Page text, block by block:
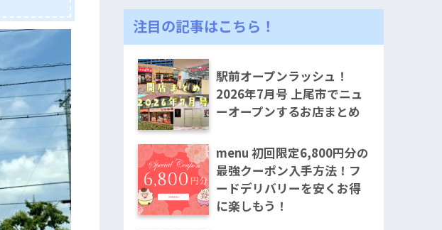
注目の記事はこちら！
駅前オープンラッシュ！
2026年7月号 上尾市でニュ
ーオープンするお店まとめ
menu 初回限定6,800円分の
最強クーポン入手方法！フ
ードデリバリーを安くお得
に楽しもう！